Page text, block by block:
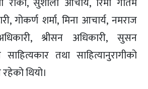
गोकर्ण शर्मा, मिना आचार्य, नमराज
श्रीसन अधिकारी, सुसन
तथा साहित्यानुरागीको
थियो।